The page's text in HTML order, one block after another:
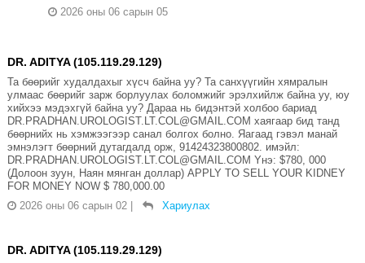
2026 оны 06 сарын 05
DR. ADITYA (105.119.29.129)
Та бөөрийг худалдахыг хүсч байна уу? Та санхүүгийн хямралын
улмаас бөөрийг зарж борлуулах боломжийг эрэлхийлж байна уу, юу
хийхээ мэдэхгүй байна уу? Дараа нь бидэнтэй холбоо бариад
DR.PRADHAN.UROLOGIST.LT.COL@GMAIL.COM хаягаар бид танд
бөөрнийх нь хэмжээгээр санал болгох болно. Яагаад гэвэл манай
эмнэлэгт бөөрний дутагдалд орж, 91424323800802. имэйл:
DR.PRADHAN.UROLOGIST.LT.COL@GMAIL.COM Yнэ: $780, 000
(Долоон зуун, Наян мянган доллар) APPLY TO SELL YOUR KIDNEY
FOR MONEY NOW $ 780,000.00
2026 оны 06 сарын 02
Хариулах
DR. ADITYA (105.119.29.129)